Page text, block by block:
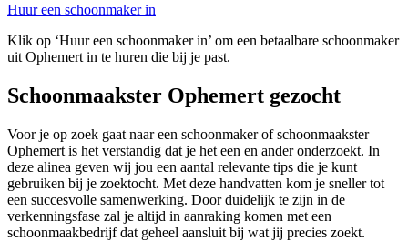
Huur een schoonmaker in
Klik op ‘Huur een schoonmaker in’ om een betaalbare schoonmaker
uit Ophemert in te huren die bij je past.
Schoonmaakster Ophemert gezocht
Voor je op zoek gaat naar een schoonmaker of schoonmaakster
Ophemert is het verstandig dat je het een en ander onderzoekt. In
deze alinea geven wij jou een aantal relevante tips die je kunt
gebruiken bij je zoektocht. Met deze handvatten kom je sneller tot
een succesvolle samenwerking. Door duidelijk te zijn in de
verkenningsfase zal je altijd in aanraking komen met een
schoonmaakbedrijf dat geheel aansluit bij wat jij precies zoekt.